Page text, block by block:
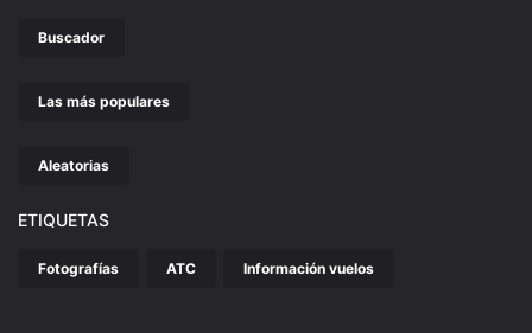
Buscador
Las más populares
Aleatorias
ETIQUETAS
Fotografías ATC Información vuelos